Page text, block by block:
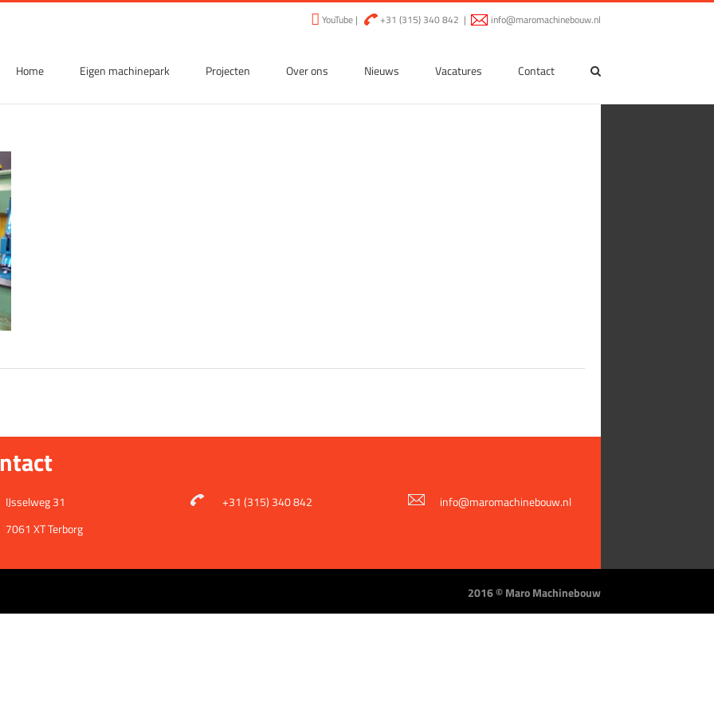
YouTube | +31 (315) 340 842 | info@maromachinebouw.nl
Home Eigen machinepark Projecten Over ons Nieuws Vacatures Contact
IJsselweg 31
7061 XT Terborg
+31 (315) 340 842 info@maromachinebouw.nl
2016 © Maro Machinebouw